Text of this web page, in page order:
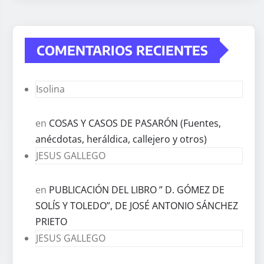
COMENTARIOS RECIENTES
Isolina
en COSAS Y CASOS DE PASARÓN (Fuentes,
anécdotas, heráldica, callejero y otros)
JESUS GALLEGO
en PUBLICACIÓN DEL LIBRO ” D. GÓMEZ DE
SOLÍS Y TOLEDO”, DE JOSÉ ANTONIO SÁNCHEZ
PRIETO
JESUS GALLEGO